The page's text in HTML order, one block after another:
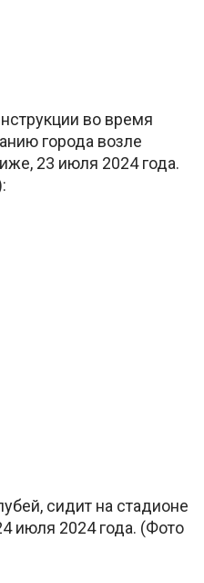
во время
города возле
23 июля 2024 года.
сидит на стадионе
июля 2024 года. (Фото